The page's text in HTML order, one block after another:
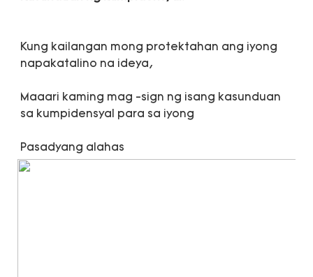
Kung kailangan mong protektahan ang iyong
Maaari kaming mag -sign ng isang kasunduan